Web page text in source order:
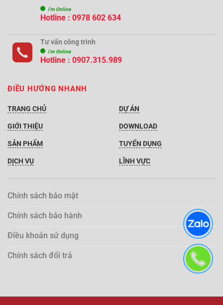
i'm Online
Hotline : 0978 602 634
Tư vấn công trình
i'm Online
Hotline : 0907.315.989
ĐIỀU HƯỚNG NHANH
TRANG CHỦ
GIỚI THIỆU
SẢN PHẨM
DỊCH VỤ
DỰ ÁN
DOWNLOAD
TUYỂN DỤNG
LĨNH VỰC
Chính sách bảo mật
Chính sách bảo hành
Điều khoản sử dụng
Chính sách đổi trả